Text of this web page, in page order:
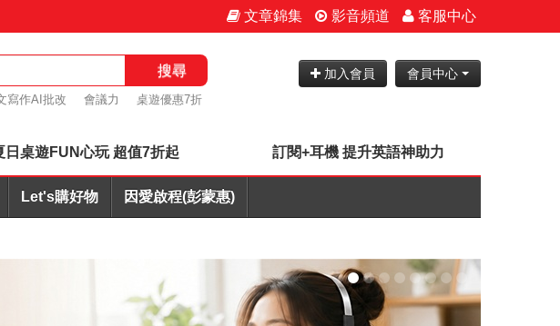
文章錦集 影音頻道 客服中心
搜尋
寫作AI批改 會議力
桌遊優惠7折
加入會員 會員中心
日桌遊FUN心玩 超值7折起 訂閱+耳機 提升英語神助力
Let's購好物 因愛啟程(彭蒙惠)